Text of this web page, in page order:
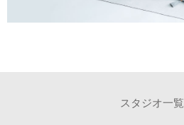
スタジオ一覧